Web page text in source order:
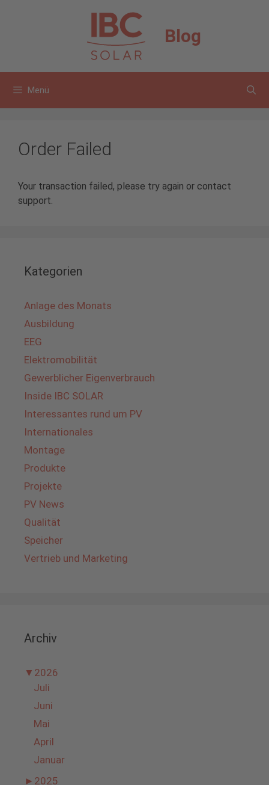
Blog
Menü
Order Failed
Your transaction failed, please try again or contact
support.
Kategorien
Anlage des Monats
Ausbildung
EEG
Elektromobilität
Gewerblicher Eigenverbrauch
Inside IBC SOLAR
Interessantes rund um PV
Internationales
Montage
Produkte
Projekte
PV News
Qualität
Speicher
Vertrieb und Marketing
Archiv
▼ 2026
Juli
Juni
Mai
April
Januar
► 2025